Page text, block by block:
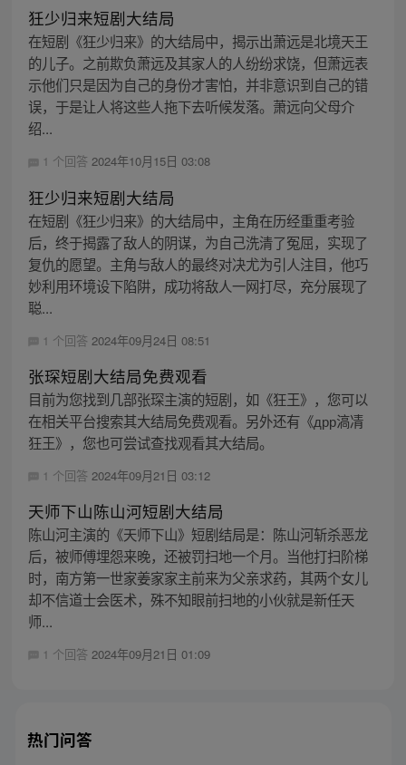
狅少归来短剧大结局
在短剧《狂少归来》的大结局中，揭示出萧远是北境天王
的儿子。之前欺负萧远及其家人的人纷纷求饶，但萧远表
示他们只是因为自己的身份才害怕，并非意识到自己的错
误，于是让人将这些人拖下去听候发落。萧远向父母介
绍...
1 个回答 2024年10月15日 03:08
狂少归来短剧大结局
在短剧《狂少归来》的大结局中，主角在历经重重考验
后，终于揭露了敌人的阴谋，为自己洗清了冤屈，实现了
复仇的愿望。主角与敌人的最终对决尤为引人注目，他巧
妙利用环境设下陷阱，成功将敌人一网打尽，充分展现了
聪...
1 个回答 2024年09月24日 08:51
张琛短剧大结局免费观看
目前为您找到几部张琛主演的短剧，如《狂王》，您可以
在相关平台搜索其大结局免费观看。另外还有《дрр滈凊
狂王》，您也可尝试查找观看其大结局。
1 个回答 2024年09月21日 03:12
天师下山陈山河短剧大结局
陈山河主演的《天师下山》短剧结局是：陈山河斩杀恶龙
后，被师傅埋怨来晚，还被罚扫地一个月。当他打扫阶梯
时，南方第一世家姜家家主前来为父亲求药，其两个女儿
却不信道士会医术，殊不知眼前扫地的小伙就是新任天
师...
1 个回答 2024年09月21日 01:09
热门问答